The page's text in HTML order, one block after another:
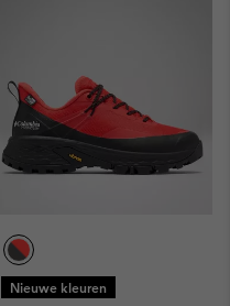
Nieuwe kleuren